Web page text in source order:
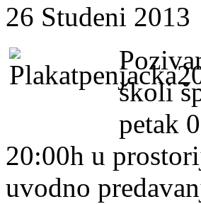
26 Studeni 2013
školi
petak
20:00h u
uvodno